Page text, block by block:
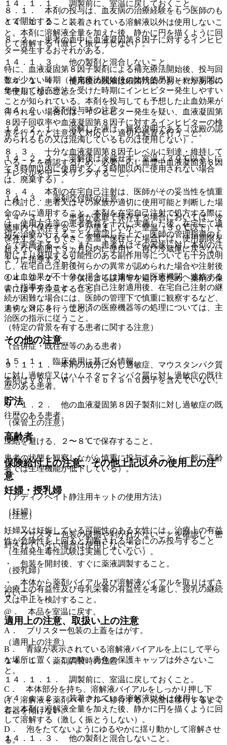
１４．１．１． 調製前に、室温に戻しておくこと。
１４．１．２． 装着されている溶解液以外は使用しないこ
と。本剤に溶解液全量を加えた後、静かに円を描くように回
して溶解する（激しく振とうしない）。
１４．１．３． 他の製剤と混合しないこと。
１４．１．４． 使用後の残液は細菌汚染のおそれがあるの
で使用しないこと。
１４．２． 薬剤投与時の注意
１４．２．１． 溶解した液は、無色澄明である（沈殿の認
められるもの又は混濁しているものは使用しない）。
１４．２．２． 溶解後は冷蔵せず、室温（３０℃以下）に
て３時間以内に使用する（３時間以内に使用されない場合
は、廃棄する）。
１４．３． 薬剤交付時の注意
１４．３．１． 患者が家庭で保存する場合においては、冷
蔵庫内で保存することが望ましいが、室温（３０℃以下）で
保存することもでき、室温で保存した場合には、使用期限を
超えない範囲で３ヵ月以内に使用し、再び冷蔵庫に戻さない
ように指導すること。
１４．３．２． 子供による誤用等を避けるため、薬剤の保
管には十分注意すること。
１４．３．３． 使用済の医療機器等の処理については、主
治医の指示に従うこと。
その他の注意
１５．１． 臨床使用に基づく情報
本剤はｖｏｎ Ｗｉｌｌｅｂｒａｎｄ因子を含んでいない。
貯法
（保管上の注意）
凍結を避ける、２〜８℃で保存すること。
保険給付上の注意、その他上記以外の使用上の注
意
（アディノベイト静注用キットの使用方法）
（注意）
・ ブリスター包装の破損や剥がれがないことを確認し、密
封されていない場合は使用しないこと。
・ 包装を開封後、すぐに薬液調製すること。
・ 本体から薬剤バイアル及び溶解液バイアルを取りはずさ
ないこと。
@． 本品を室温に戻す。
A． ブリスター包装の上蓋をはがす。
B． 青線が表示されている溶解液バイアルを上にして平ら
な場所に置く。この時、青色の保護キャップは外さないこ
と。
C． 本体部分を持ち、溶解液バイアルをしっかり押し下
げ、溶解液を薬剤バイアルへ移行する。完全に移行するまで
容器を傾けない。
D． 泡をたてないようにゆるやかに揺り動かして溶解させ
る。
８．１． 本剤の投与は、血友病の治療経験をもつ医師のも
とで開始すること。
８．２． 患者の血中に血液凝固第８因子に対するインヒビ
ター発生するおそれがある。
特に、血液凝固第８因子製剤による補充療法開始後、投与回
数が少ない時期（補充療法開始後の比較的早期）や短期間に
集中して補充療法を受けた時期にインヒビター発生しやすい
ことが知られている。本剤を投与しても予想した止血効果が
得られない場合には、インヒビター発生を疑い、血液凝固第
８因子回収率や血液凝固第８因子に対するインヒビターの検
査を行うなど注意深く対応し、適切な処置を行うこと。
８．３． 十分な血液凝固第８因子レベルに到達・維持して
いることを確認するため、必要に応じ血漿中血液凝固第８因
子レベルをモニタリングすること。
８．４． 本剤の在宅自己注射は、医師がその妥当性を慎重
に検討し、患者又はその家族が適切に使用可能と判断した場
合のみに適用すること。本剤を在宅自己注射で処方する際に
は、使用方法等の患者教育を十分に実施した後、在宅にて適
切な治療が行えることを確認した上で、医師の管理指導のも
とで実施すること。また、患者又はその家族に対し本剤の注
射により発現する可能性のある副作用等についても十分説明
し、在宅自己注射後何らかの異常が認められた場合や注射後
の止血効果が不十分な場合には速やかに医療機関へ連絡する
よう指導すること。在宅自己注射適用後、在宅自己注射の継
続が困難な場合には、医師の管理下で慎重に観察するなど、
適切な対応を行うこと。
（特定の背景を有する患者に関する注意）
（合併症・既往歴等のある患者）
９．１．１． 本剤の成分に対し過敏症、マウスタンパク質
に対し過敏症又はハムスタータンパク質に対し過敏症の既往
歴のある患者。
９．１．２． 他の血液凝固第８因子製剤に対し過敏症の既
往歴のある患者。
高齢者
患者の状態を観察しながら慎重に投与すること（一般に高齢
者では生理機能が低下している）。
妊婦・授乳婦
（妊婦）
妊婦又は妊娠している可能性のある女性には、治療上の有益
性が危険性を上回ると判断される場合にのみ投与すること
（生殖発生毒性試験は実施していない）。
（授乳婦）
治療上の有益性及び母乳栄養の有益性を考慮し、授乳の継続
又は中止を検討すること。
適用上の注意、取扱い上の注意
（適用上の注意）
１４．１． 薬剤調製時の注意
１４．１．１． 調製前に、室温に戻しておくこと。
１４．１．２． 装着されている溶解液以外は使用しないこ
と。本剤に溶解液全量を加えた後、静かに円を描くように回
して溶解する（激しく振とうしない）。
１４．１．３． 他の製剤と混合しないこと。